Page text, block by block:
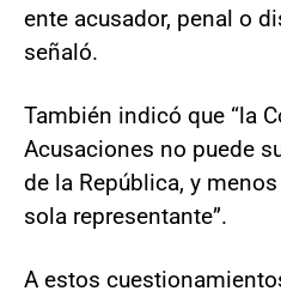
ente acusador, penal o
señaló.
También indicó que “la
Acusaciones no puede
de la República, y
sola representante”.
A estos